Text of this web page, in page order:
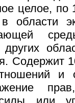
целое, по
в области
других
Содержит
и